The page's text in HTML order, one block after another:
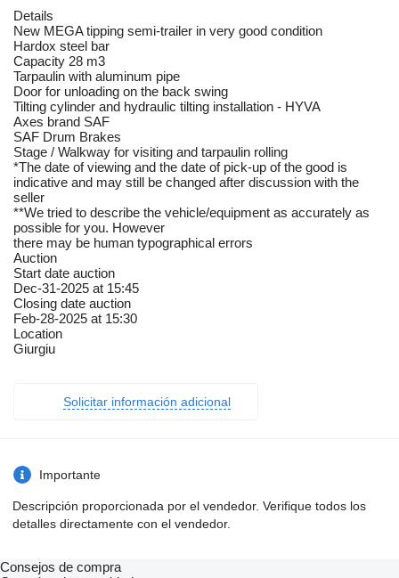
Details
New MEGA tipping semi-trailer in very good condition
Hardox steel bar
Capacity 28 m3
Tarpaulin with aluminum pipe
Door for unloading on the back swing
Tilting cylinder and hydraulic tilting installation - HYVA
Axes brand SAF
SAF Drum Brakes
Stage / Walkway for visiting and tarpaulin rolling
*The date of viewing and the date of pick-up of the good is
indicative and may still be changed after discussion with the
seller
**We tried to describe the vehicle/equipment as accurately as
possible for you. However
there may be human typographical errors
Auction
Start date auction
Dec-31-2025 at 15:45
Closing date auction
Feb-28-2025 at 15:30
Location
Giurgiu
Solicitar información adicional
Importante
Descripción proporcionada por el vendedor. Verifique todos los
detalles directamente con el vendedor.
Consejos de compra